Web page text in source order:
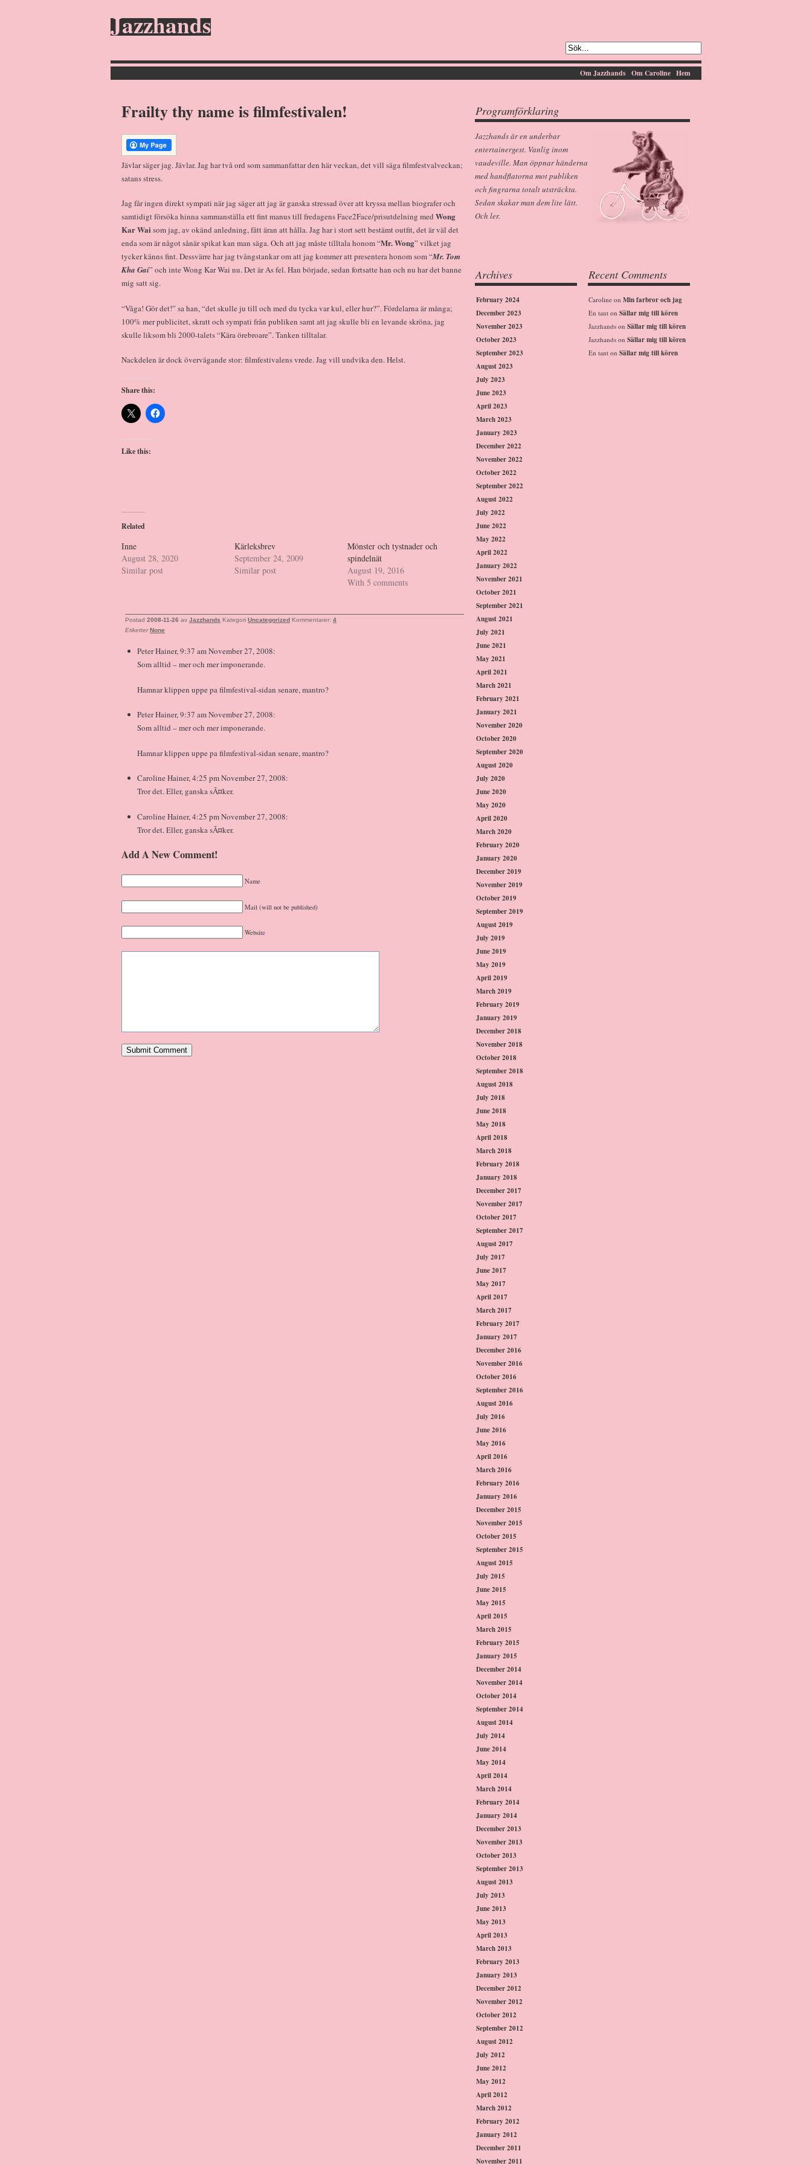
Jazzhands
Hem
Om Caroline
Om Jazzhands
Frailty thy name is filmfestivalen!
Jävlar säger jag. Jävlar. Jag har två ord som sammanfattar den här veckan, det vill säga filmfestvalveckan;
satans stress.
Jag får ingen direkt sympati när jag säger att jag är ganska stressad över att kryssa mellan biografer och
samtidigt försöka hinna sammanställa ett fint manus till fredagens Face2Face/prisutdelning med Wong
Kar Wai som jag, av okänd anledning, fått äran att hålla. Jag har i stort sett bestämt outfit, det är väl det
enda som är något sånär spikat kan man säga. Och att jag måste tilltala honom “Mr. Wong” vilket jag
tycker känns fint. Dessvärre har jag tvångstankar om att jag kommer att presentera honom som “Mr. Tom
Kha Gai” och inte Wong Kar Wai nu. Det är As fel. Han började, sedan fortsatte han och nu har det banne
mig satt sig.
“Våga! Gör det!” sa han, “det skulle ju till och med du tycka var kul, eller hur?”. Fördelarna är många;
100% mer publicitet, skratt och sympati från publiken samt att jag skulle bli en levande skröna, jag
skulle liksom bli 2000-talets “Kära örebroare”. Tanken tilltalar.
Nackdelen är dock övervägande stor: filmfestivalens vrede. Jag vill undvika den. Helst.
Share this:
Like this:
Related
Inne
August 28, 2020
Similar post
Kärleksbrev
September 24, 2009
Similar post
Mönster och tystnader och
spindelnät
August 19, 2016
With 5 comments
Postad 2008-11-26 av Jazzhands Kategori Uncategorized Kommentarer: 4
Etiketter None
Peter Hainer, 9:37 am November 27, 2008:
Som alltid – mer och mer imponerande.
Hamnar klippen uppe pa filmfestival-sidan senare, mantro?
Peter Hainer, 9:37 am November 27, 2008:
Som alltid – mer och mer imponerande.
Hamnar klippen uppe pa filmfestival-sidan senare, mantro?
Caroline Hainer, 4:25 pm November 27, 2008:
Tror det. Eller, ganska sÃ¤ker.
Caroline Hainer, 4:25 pm November 27, 2008:
Tror det. Eller, ganska sÃ¤ker.
Add A New Comment!
Name
Mail (will not be published)
Website
Programförklaring
Jazzhands är en underbar
entertainergest. Vanlig inom
vaudeville. Man öppnar händerna
med handflatorna mot publiken
och fingrarna totalt utsträckta.
Sedan skakar man dem lite lätt.
Och ler.
Archives
February 2024
December 2023
November 2023
October 2023
September 2023
August 2023
July 2023
June 2023
April 2023
March 2023
January 2023
December 2022
November 2022
October 2022
September 2022
August 2022
July 2022
June 2022
May 2022
April 2022
January 2022
November 2021
October 2021
September 2021
August 2021
July 2021
June 2021
May 2021
April 2021
March 2021
February 2021
January 2021
November 2020
October 2020
September 2020
August 2020
July 2020
June 2020
May 2020
April 2020
March 2020
February 2020
January 2020
December 2019
November 2019
October 2019
September 2019
August 2019
July 2019
June 2019
May 2019
April 2019
March 2019
February 2019
January 2019
December 2018
November 2018
October 2018
September 2018
August 2018
July 2018
June 2018
May 2018
April 2018
March 2018
February 2018
January 2018
December 2017
November 2017
October 2017
September 2017
August 2017
July 2017
June 2017
May 2017
April 2017
March 2017
February 2017
January 2017
December 2016
November 2016
October 2016
September 2016
August 2016
July 2016
June 2016
May 2016
April 2016
March 2016
February 2016
January 2016
December 2015
November 2015
October 2015
September 2015
August 2015
July 2015
June 2015
May 2015
April 2015
March 2015
February 2015
January 2015
December 2014
November 2014
October 2014
September 2014
August 2014
July 2014
June 2014
May 2014
April 2014
March 2014
February 2014
January 2014
December 2013
November 2013
October 2013
September 2013
August 2013
July 2013
June 2013
May 2013
April 2013
March 2013
February 2013
January 2013
December 2012
November 2012
October 2012
September 2012
August 2012
July 2012
June 2012
May 2012
April 2012
March 2012
February 2012
January 2012
December 2011
November 2011
Recent Comments
Caroline on Min farbror och jag
En tant on Sällar mig till kören
Jazzhands on Sällar mig till kören
Jazzhands on Sällar mig till kören
En tant on Sällar mig till kören